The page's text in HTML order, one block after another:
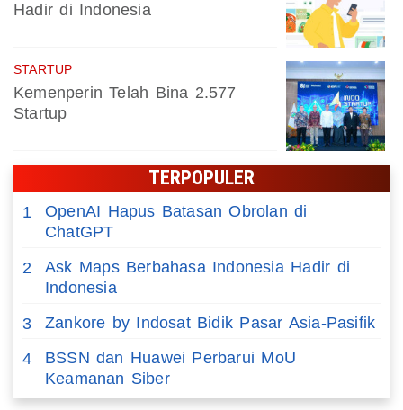
Hadir di Indonesia
STARTUP
Kemenperin Telah Bina 2.577
Startup
TERPOPULER
1
OpenAI Hapus Batasan Obrolan di
ChatGPT
2
Ask Maps Berbahasa Indonesia Hadir di
Indonesia
3
Zankore by Indosat Bidik Pasar Asia-Pasifik
4
BSSN dan Huawei Perbarui MoU
Keamanan Siber